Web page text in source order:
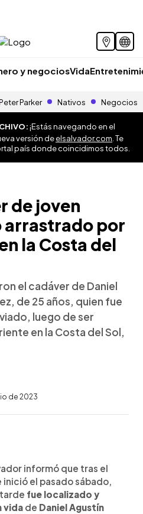
y negociosVida
Parker Nativos Negocios
¡Estás navegando en el
versión deelsalvador.com . Te
país donde coincidimos todos.
de joven
arrastrado por
la Costa del
el cadáver de Daniel
de 25 años, quien fue
luego de ser
en la Costa del Sol,
de 2023
informó que tras el
el pasado sábado,
fue localizado y
vida de Daniel Agustín